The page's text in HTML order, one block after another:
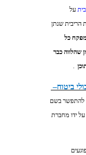
על
הריבית שנתן
כל
שהלווה כבר
.
ביטוח–
להתפשר בשם
ידו מחברת